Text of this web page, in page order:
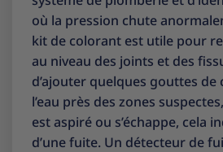
où la pression chute
kit de colorant est utile pour
au niveau des joints et des
d’ajouter quelques gouttes de
l’eau près des zones
est aspiré ou s’échappe, cela
d’une fuite. Un détecteur de